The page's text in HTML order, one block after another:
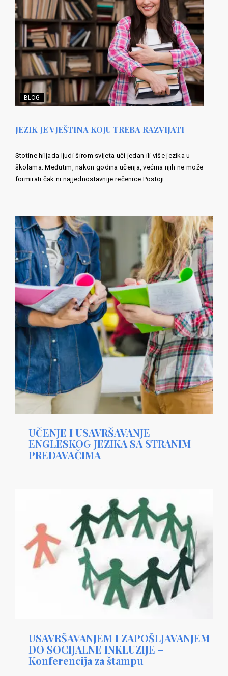
BLOG
JEZIK JE VJEŠTINA KOJU TREBA RAZVIJATI
Stotine hiljada ljudi širom svijeta uči jedan ili više jezika u
školama. Međutim, nakon godina učenja, većina njih ne može
formirati čak ni najjednostavnije rečenice.Postoji…
UČENJE I USAVRŠAVANJE
ENGLESKOG JEZIKA SA STRANIM
PREDAVAČIMA
USAVRŠAVANJEM I ZAPOŠLJAVANJEM
DO SOCIJALNE INKLUZIJE –
Konferencija za štampu